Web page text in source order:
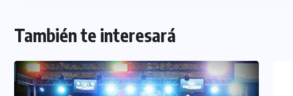
También te interesará